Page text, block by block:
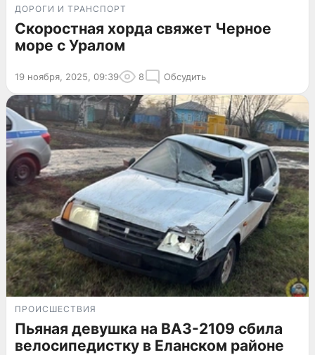
ДОРОГИ И ТРАНСПОРТ
Скоростная хорда свяжет Черное
море с Уралом
19 ноября, 2025, 09:39 8 Обсудить
ПРОИСШЕСТВИЯ
Пьяная девушка на ВАЗ-2109 сбила
велосипедистку в Еланском районе